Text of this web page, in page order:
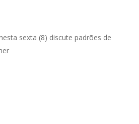
sexta (8) discute padrões de